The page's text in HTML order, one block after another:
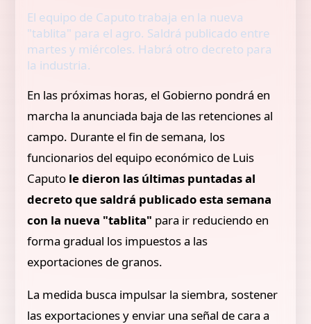
El equipo de Caputo trabaja en la nueva
"tablita" para el agro. Saldrá publicado entre
martes y miércoles. Habrá otro decreto para
la industria.
En las próximas horas, el Gobierno pondrá en
marcha la anunciada baja de las retenciones al
campo. Durante el fin de semana, los
funcionarios del equipo económico de Luis
Caputo le dieron las últimas puntadas al
decreto que saldrá publicado esta semana
con la nueva "tablita" para ir reduciendo en
forma gradual los impuestos a las
exportaciones de granos.
La medida busca impulsar la siembra, sostener
las exportaciones y enviar una señal de cara a